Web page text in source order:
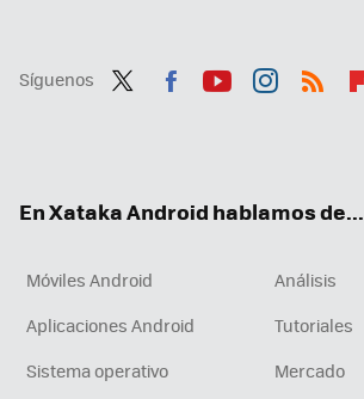
Síguenos
En Xataka Android hablamos de...
Móviles Android
Análisis
Aplicaciones Android
Tutoriales
Sistema operativo
Mercado